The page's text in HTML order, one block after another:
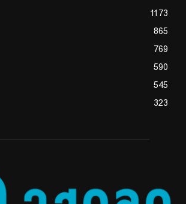
1173
865
769
590
545
323